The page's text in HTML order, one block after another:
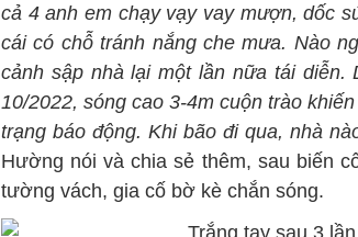
cả 4 anh em chạy vạy vay mượn, dốc
cái có chỗ tránh nắng che mưa. Nào
cảnh sập nhà lại một lần nữa tái diễn.
10/2022, sóng cao 3-4m cuộn trào
trạng báo động. Khi bão đi qua, nhà
Hường nói và chia sẻ thêm, sau biến
tường vách, gia cố bờ kè chắn sóng.